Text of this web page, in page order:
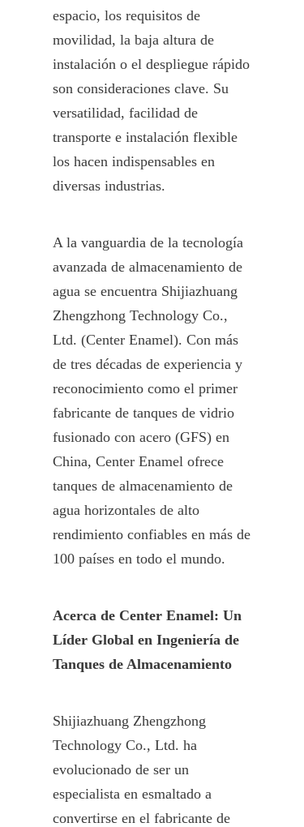
espacio, los requisitos de
movilidad, la baja altura de
instalación o el despliegue rápido
son consideraciones clave. Su
versatilidad, facilidad de
transporte e instalación flexible
los hacen indispensables en
diversas industrias.
A la vanguardia de la tecnología
avanzada de almacenamiento de
agua se encuentra Shijiazhuang
Zhengzhong Technology Co.,
Ltd. (Center Enamel). Con más
de tres décadas de experiencia y
reconocimiento como el primer
fabricante de tanques de vidrio
fusionado con acero (GFS) en
China, Center Enamel ofrece
tanques de almacenamiento de
agua horizontales de alto
rendimiento confiables en más de
100 países en todo el mundo.
Acerca de Center Enamel: Un
Líder Global en Ingeniería de
Tanques de Almacenamiento
Shijiazhuang Zhengzhong
Technology Co., Ltd. ha
evolucionado de ser un
especialista en esmaltado a
convertirse en el fabricante de